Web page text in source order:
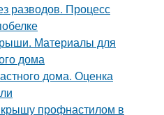
разводов. Процесс
Материалы для
дома
дома. Оценка
профнастилом в